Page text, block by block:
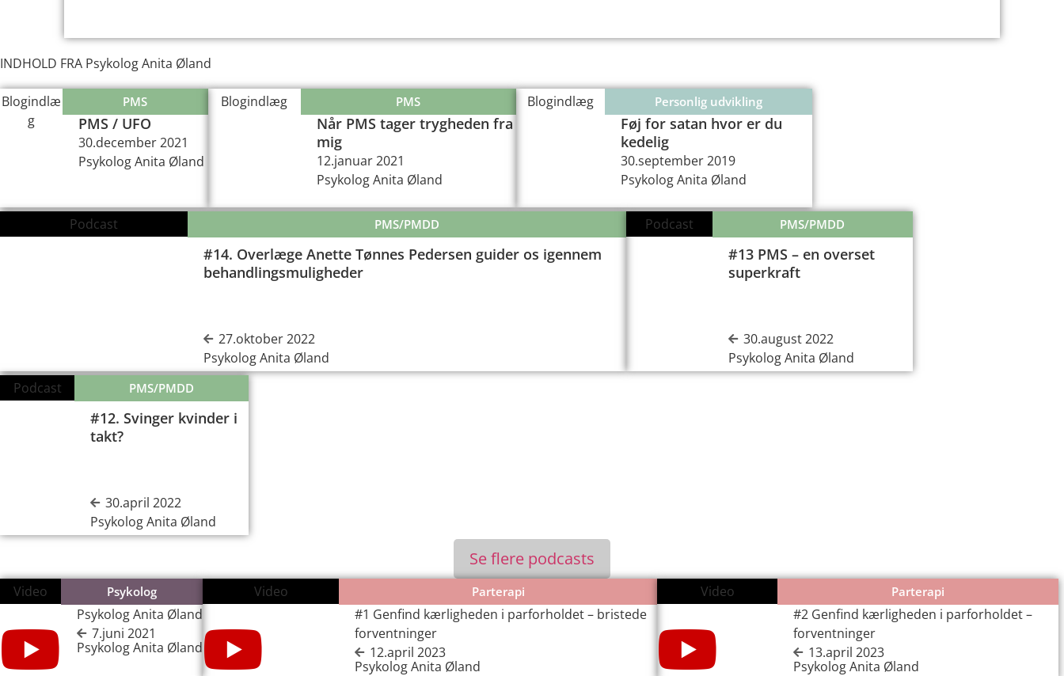
INDHOLD FRA Psykolog Anita Øland
Blogindlæ
g
PMS
PMS / UFO
30.december 2021
Psykolog Anita Øland
Blogindlæg PMS
Når PMS tager trygheden fra
mig
12.januar 2021
Psykolog Anita Øland
Blogindlæg Personlig udvikling
Føj for satan hvor er du
kedelig
30.september 2019
Psykolog Anita Øland
Podcast PMS/PMDD
#14. Overlæge Anette Tønnes Pedersen guider os igennem
behandlingsmuligheder
27.oktober 2022
Psykolog Anita Øland
Podcast PMS/PMDD
#13 PMS – en overset
superkraft
30.august 2022
Psykolog Anita Øland
Podcast
PMS/PMDD
#12. Svinger kvinder i
takt?
30.april 2022
Psykolog Anita Øland
Se flere podcasts
Video Psykolog
Psykolog Anita Øland
7.juni 2021
Psykolog Anita Øland
Video Parterapi
#1 Genfind kærligheden i parforholdet – bristede
forventninger
12.april 2023
Psykolog Anita Øland
Video Parterapi
#2 Genfind kærligheden i parforholdet –
forventninger
13.april 2023
Psykolog Anita Øland